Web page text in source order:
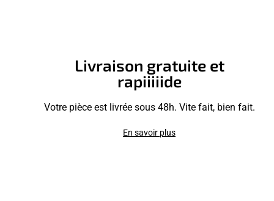
Livraison gratuite et
rapiiiiide
Votre pièce est livrée sous 48h. Vite fait, bien fait.
En savoir plus